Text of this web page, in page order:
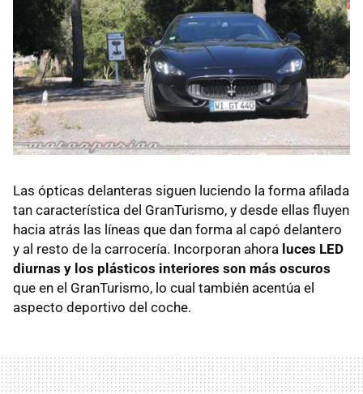
Las ópticas delanteras siguen luciendo la forma afilada
tan característica del GranTurismo, y desde ellas fluyen
hacia atrás las líneas que dan forma al capó delantero
y al resto de la carrocería. Incorporan ahora luces LED
diurnas y los plásticos interiores son más oscuros
que en el GranTurismo, lo cual también acentúa el
aspecto deportivo del coche.